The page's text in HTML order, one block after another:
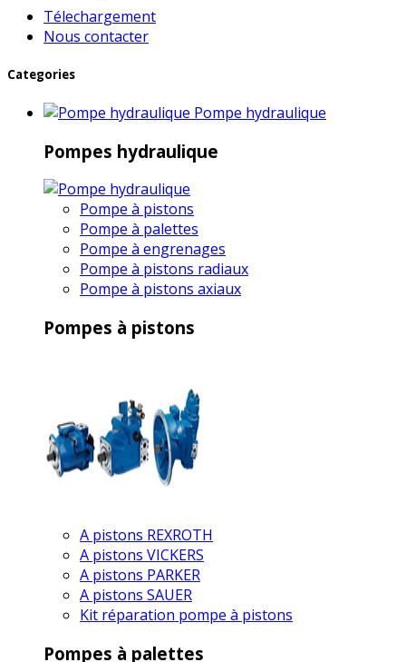
Télechargement
Nous contacter
Categories
Pompe hydraulique
Pompes hydraulique
Pompe à pistons
Pompe à palettes
Pompe à engrenages
Pompe à pistons radiaux
Pompe à pistons axiaux
Pompes à pistons
A pistons REXROTH
A pistons VICKERS
A pistons PARKER
A pistons SAUER
Kit réparation pompe à pistons
Pompes à palettes